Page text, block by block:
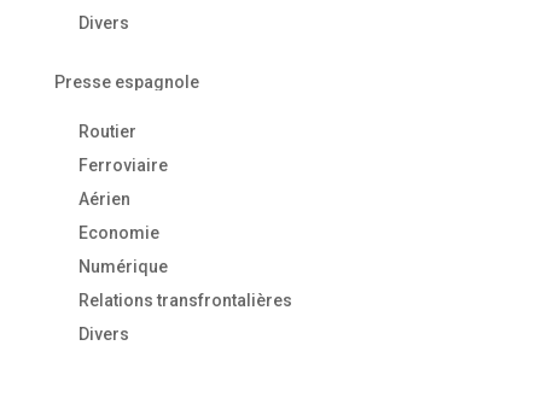
Divers
Presse espagnole
Routier
Ferroviaire
Aérien
Economie
Numérique
Relations transfrontalières
Divers